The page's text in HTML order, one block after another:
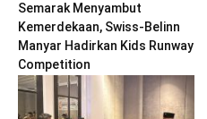
Semarak Menyambut
Kemerdekaan, Swiss-Belinn
Manyar Hadirkan Kids Runway
Competition